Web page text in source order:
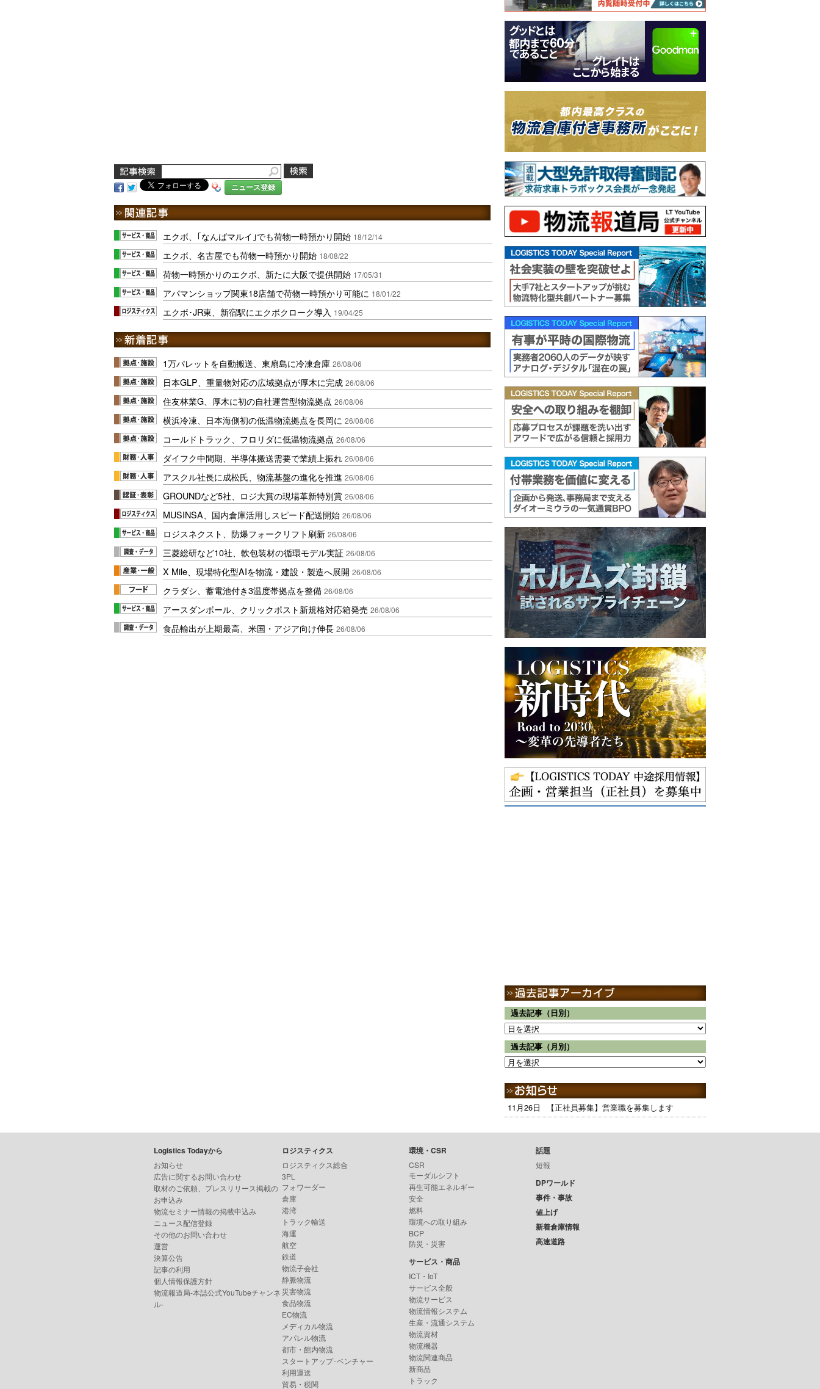
ニュース登録
エクボ、｢なんばマルイ｣でも荷物一時預かり開始 18/12/14
エクボ、名古屋でも荷物一時預かり開始 18/08/22
荷物一時預かりのエクボ、新たに大阪で提供開始 17/05/31
アパマンショップ関東18店舗で荷物一時預かり可能に 18/01/22
エクボ･JR東、新宿駅にエクボクローク導入 19/04/25
1万パレットを自動搬送、東扇島に冷凍倉庫 26/08/06
日本GLP、重量物対応の広域拠点が厚木に完成 26/08/06
住友林業G、厚木に初の自社運営型物流拠点 26/08/06
横浜冷凍、日本海側初の低温物流拠点を長岡に 26/08/06
コールドトラック、フロリダに低温物流拠点 26/08/06
ダイフク中間期、半導体搬送需要で業績上振れ 26/08/06
アスクル社長に成松氏、物流基盤の進化を推進 26/08/06
GROUNDなど5社、ロジ大賞の現場革新特別賞 26/08/06
MUSINSA、国内倉庫活用しスピード配送開始 26/08/06
ロジスネクスト、防爆フォークリフト刷新 26/08/06
三菱総研など10社、軟包装材の循環モデル実証 26/08/06
X Mile、現場特化型AIを物流・建設・製造へ展開 26/08/06
クラダシ、蓄電池付き3温度帯拠点を整備 26/08/06
アースダンボール、クリックポスト新規格対応箱発売 26/08/06
食品輸出が上期最高、米国・アジア向け伸長 26/08/06
過去記事（日別）
過去記事（月別）
11月26日 【正社員募集】営業職を募集します
Logistics Todayから
お知らせ
広告に関するお問い合わせ
取材のご依頼、プレスリリース掲載の
お申込み
物流セミナー情報の掲載申込み
ニュース配信登録
その他のお問い合わせ
運営
決算公告
記事の利用
個人情報保護方針
物流報道局-本誌公式YouTubeチャンネ
ル-
ロジスティクス
ロジスティクス総合
3PL
フォワーダー
倉庫
港湾
トラック輸送
海運
航空
鉄道
物流子会社
静脈物流
災害物流
食品物流
EC物流
メディカル物流
アパレル物流
都市・館内物流
スタートアップ･ベンチャー
利用運送
貿易・税関
環境・CSR
CSR
モーダルシフト
再生可能エネルギー
安全
燃料
環境への取り組み
BCP
防災・災害
サービス・商品
ICT・IoT
サービス全般
物流サービス
物流情報システム
生産・流通システム
物流資材
物流機器
物流関連商品
新商品
トラック
話題
短報
DPワールド
事件・事故
値上げ
新着倉庫情報
高速道路